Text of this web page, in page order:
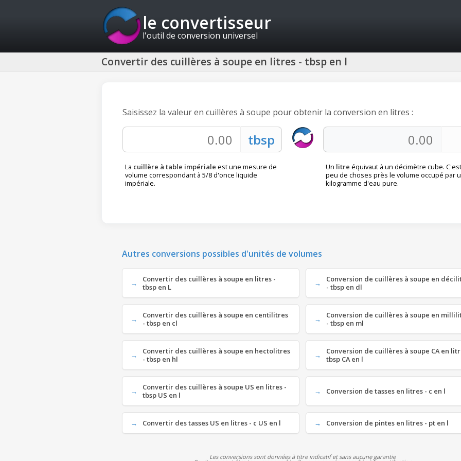
le convertisseur
l'outil de conversion universel
Convertir des cuillères à soupe en litres - tbsp en l
Saisissez la valeur en cuillères à soupe pour obtenir la conversion en litres :
La cuillère à table impériale est une mesure de
volume correspondant à 5/8 d'once liquide
impériale.
Un litre équivaut à un décimètre cube.
peu de choses près le volume occupé par
kilogramme d'eau pure.
Autres conversions possibles d'unités de volumes
Convertir des cuillères à soupe en litres -
tbsp en L
Conversion de cuillères à soupe en
- tbsp en dl
Convertir des cuillères à soupe en centilitres
- tbsp en cl
Conversion de cuillères à soupe en
- tbsp en ml
Convertir des cuillères à soupe en hectolitres
- tbsp en hl
Conversion de cuillères à soupe CA en
tbsp CA en l
Convertir des cuillères à soupe US en litres -
tbsp US en l
Conversion de tasses en litres - c en l
Convertir des tasses US en litres - c US en l Conversion de pintes en litres - pt en l
Les conversions sont données à titre indicatif et sans aucune garantie